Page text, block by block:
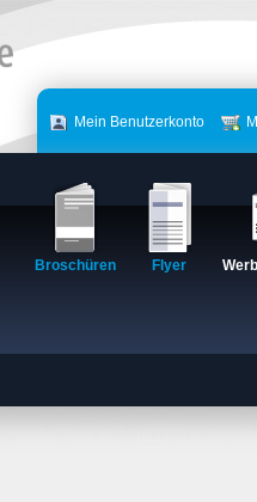
Mein Benutzerkonto
Broschüren Flyer